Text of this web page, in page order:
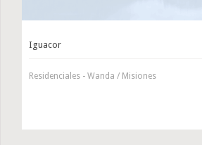
Iguacor
Residenciales - Wanda / Misiones